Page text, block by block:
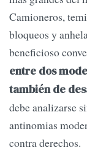
Camioneros,
bloqueos y
beneficioso
entre dos
también de
debe analizarse
antinomias
contra derechos.